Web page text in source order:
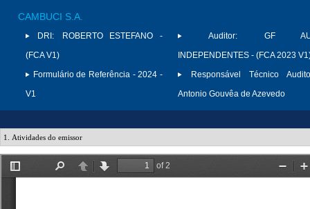
CAMBUCI S.A.
DRI:
ROBERTO ESTEFANO -
(FCA V1)
Formulário de Referência - 2024 -
V1
Auditor:
GF
INDEPENDENTES - (FCA 2023
Responsável Técnico
Antonio Gouvêa de Azevedo